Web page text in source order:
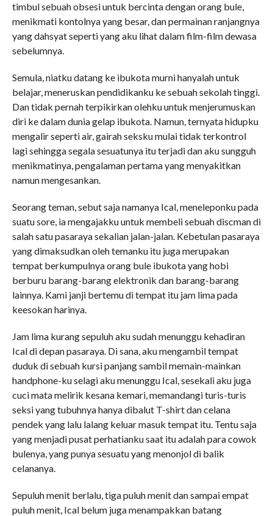
timbul sebuah obsesi untuk bercinta dengan orang bule,
menikmati kontolnya yang besar, dan permainan ranjangnya
yang dahsyat seperti yang aku lihat dalam film-film dewasa
sebelumnya.
Semula, niatku datang ke ibukota murni hanyalah untuk
belajar, meneruskan pendidikanku ke sebuah sekolah tinggi.
Dan tidak pernah terpikirkan olehku untuk menjerumuskan
diri ke dalam dunia gelap ibukota. Namun, ternyata hidupku
mengalir seperti air, gairah seksku mulai tidak terkontrol
lagi sehingga segala sesuatunya itu terjadi dan aku sungguh
menikmatinya, pengalaman pertama yang menyakitkan
namun mengesankan.
Seorang teman, sebut saja namanya Ical, meneleponku pada
suatu sore, ia mengajakku untuk membeli sebuah discman di
salah satu pasaraya sekalian jalan-jalan. Kebetulan pasaraya
yang dimaksudkan oleh temanku itu juga merupakan
tempat berkumpulnya orang bule ibukota yang hobi
berburu barang-barang elektronik dan barang-barang
lainnya. Kami janji bertemu di tempat itu jam lima pada
keesokan harinya.
Jam lima kurang sepuluh aku sudah menunggu kehadiran
Ical di depan pasaraya. Di sana, aku mengambil tempat
duduk di sebuah kursi panjang sambil memain-mainkan
handphone-ku selagi aku menunggu Ical, sesekali aku juga
cuci mata melirik kesana kemari, memandangi turis-turis
seksi yang tubuhnya hanya dibalut T-shirt dan celana
pendek yang lalu lalang keluar masuk tempat itu. Tentu saja
yang menjadi pusat perhatianku saat itu adalah para cowok
bulenya, yang punya sesuatu yang menonjol di balik
celananya.
Sepuluh menit berlalu, tiga puluh menit dan sampai empat
puluh menit, Ical belum juga menampakkan batang